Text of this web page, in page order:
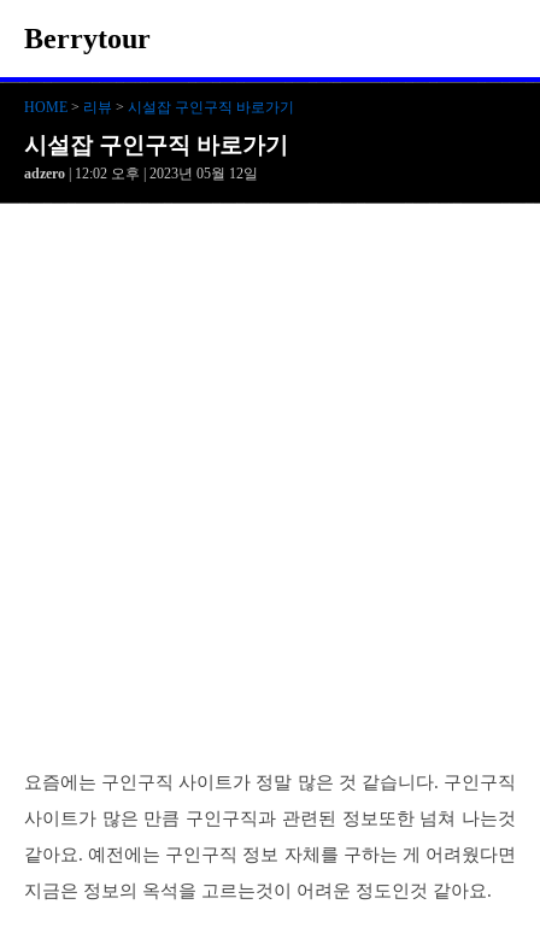
Berrytour
HOME > 리뷰 > 시설잡 구인구직 바로가기
시설잡 구인구직 바로가기
adzero | 12:02 오후 | 2023년 05월 12일
요즘에는 구인구직 사이트가 정말 많은 것 같습니다. 구인구직
사이트가 많은 만큼 구인구직과 관련된 정보또한 넘쳐 나는것
같아요. 예전에는 구인구직 정보 자체를 구하는 게 어려웠다면
지금은 정보의 옥석을 고르는것이 어려운 정도인것 같아요.